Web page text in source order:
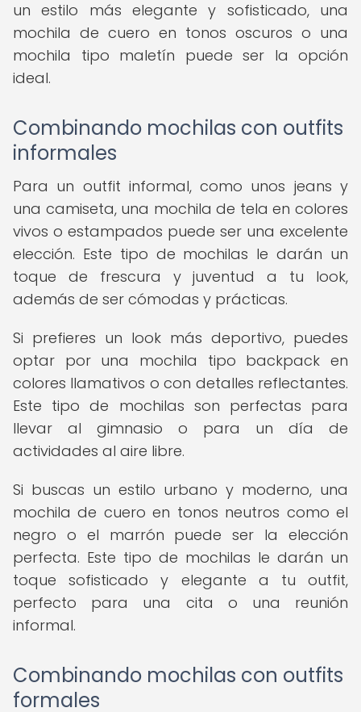
un estilo más elegante y sofisticado, una
mochila de cuero en tonos oscuros o una
mochila tipo maletín puede ser la opción
ideal.
Combinando mochilas con outfits
informales
Para un outfit informal, como unos jeans y
una camiseta, una mochila de tela en colores
vivos o estampados puede ser una excelente
elección. Este tipo de mochilas le darán un
toque de frescura y juventud a tu look,
además de ser cómodas y prácticas.
Si prefieres un look más deportivo, puedes
optar por una mochila tipo backpack en
colores llamativos o con detalles reflectantes.
Este tipo de mochilas son perfectas para
llevar al gimnasio o para un día de
actividades al aire libre.
Si buscas un estilo urbano y moderno, una
mochila de cuero en tonos neutros como el
negro o el marrón puede ser la elección
perfecta. Este tipo de mochilas le darán un
toque sofisticado y elegante a tu outfit,
perfecto para una cita o una reunión
informal.
Combinando mochilas con outfits
formales